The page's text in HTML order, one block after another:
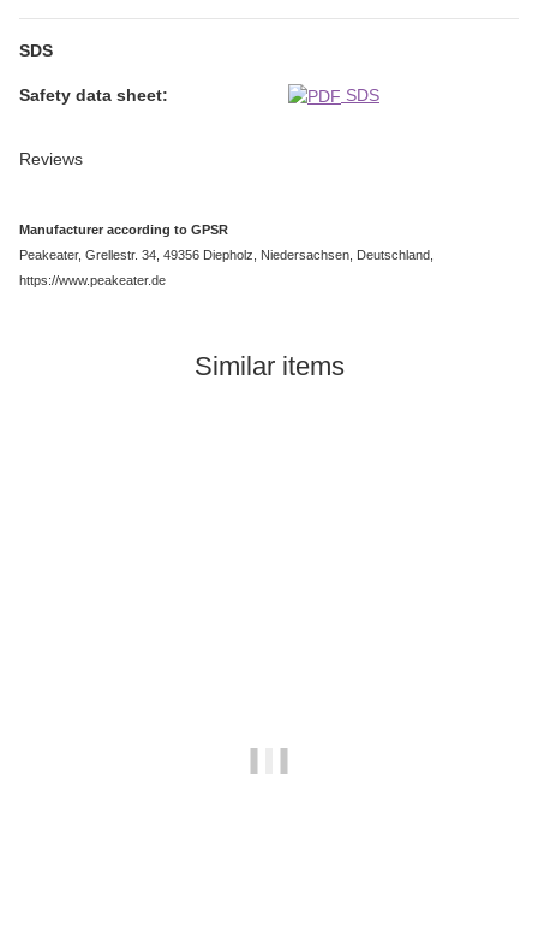
SDS
Safety data sheet: SDS
Reviews
Manufacturer according to GPSR
Peakeater, Grellestr. 34, 49356 Diepholz, Niedersachsen, Deutschland,
https://www.peakeater.de
Similar items